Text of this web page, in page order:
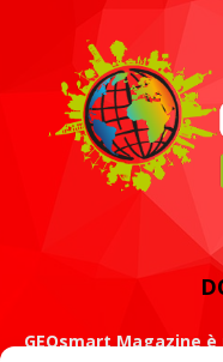
GEOsmart Magazine